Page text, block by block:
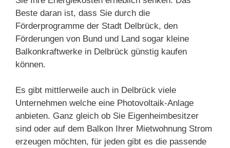
Beste daran ist, dass Sie durch die
Förderprogramme der Stadt Delbrück, den
Förderungen von Bund und Land sogar kleine
Balkonkraftwerke in Delbrück günstig kaufen
können.
Es gibt mittlerweile auch in Delbrück viele
Unternehmen welche eine Photovoltaik-Anlage
anbieten. Ganz gleich ob Sie Eigenheimbesitzer
sind oder auf dem Balkon Ihrer Mietwohnung Strom
erzeugen möchten, für jeden gibt es die passende